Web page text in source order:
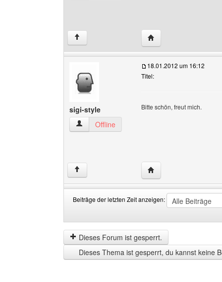
↑ Website dieses
sigi-style
sigi-style Benutzer-Profile anzeigen
Offline
18.01.2012 um 16:12
Titel:
Bitte schön, freut mich.
↑ Website dieses
Beiträge der letzten Zeit anzeigen:
der
letzten
Zeit
anzeigen
by
Dieses Forum ist gesperrt.
Dieses Thema ist gesperrt, du kannst keine